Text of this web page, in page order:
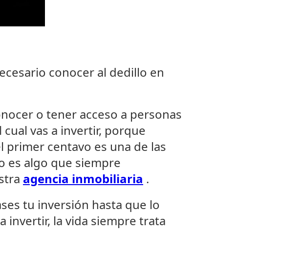
conocer al dedillo en
o tener acceso a personas
vas a invertir, porque
centavo es una de las
es algo que siempre
agencia inmobiliaria .
tu inversión hasta que lo
invertir, la vida siempre trata